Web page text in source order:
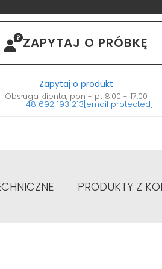
ZAPYTAJ O PRÓBKĘ
Zapytaj o produkt
Obsługa klienta, pon - pt 8:00 - 17:00
+48 692 193 213[email protected]
PRODUKTY Z